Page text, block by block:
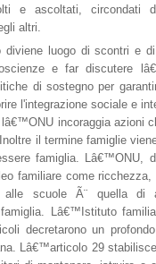
e ascoltati, circondati
altri.
luogo di scontri e
e far discutere
di sostegno per
l'integrazione sociale e
incoraggia azioni
il termine famiglie
famiglia. Lâ€™ONU,
familiare come ricchezza,
scuole Ã¨ quella di
Lâ€™Istituto
decretarono un
Lâ€™articolo 29